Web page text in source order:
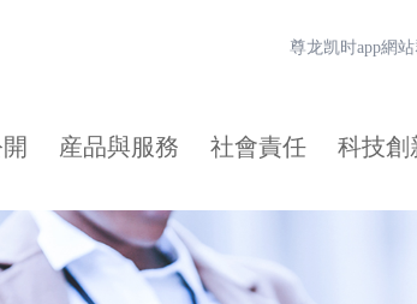
尊龙凯时app網站
産品與服務 社會責任 科技創